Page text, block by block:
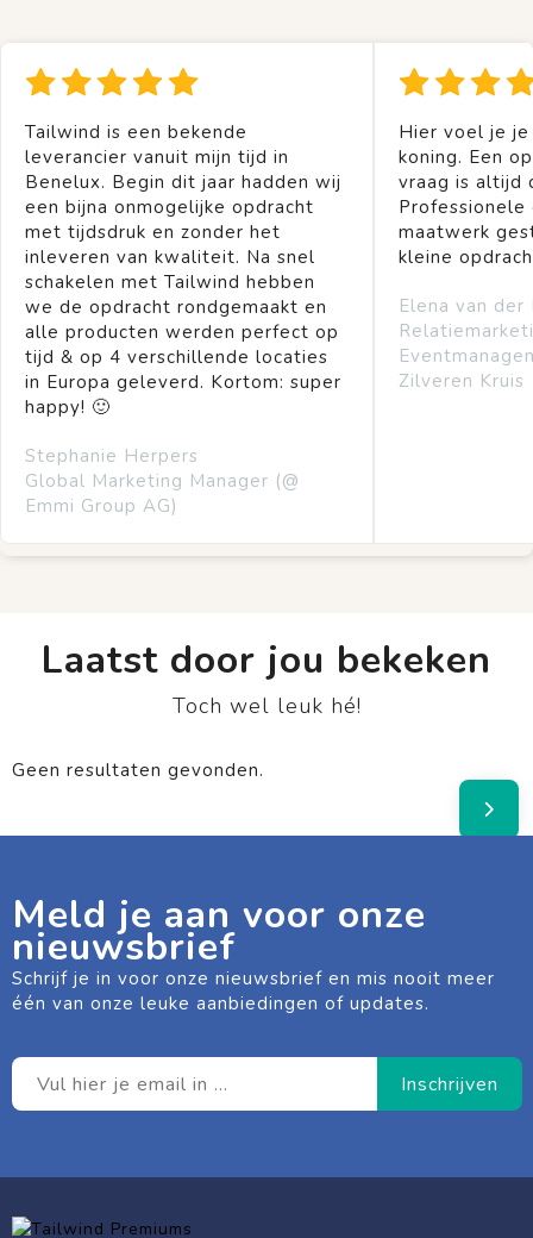
Tailwind is een bekende
leverancier vanuit mijn tijd in
Benelux. Begin dit jaar hadden wij
een bijna onmogelijke opdracht
met tijdsdruk en zonder het
inleveren van kwaliteit. Na snel
schakelen met Tailwind hebben
we de opdracht rondgemaakt en
alle producten werden perfect op
tijd & op 4 verschillende locaties
in Europa geleverd. Kortom: super
happy! 🙂
Stephanie Herpers
Global Marketing Manager (@
Emmi Group AG)
Hier voel je
koning. Een
vraag is altijd
Professionele
maatwerk
kleine
Elena van der
Zilveren Kruis
Laatst door jou bekeken
Toch wel leuk hé!
Geen resultaten gevonden.
Meld je aan voor onze
nieuwsbrief
Schrijf je in voor onze nieuwsbrief en mis nooit meer
één van onze leuke aanbiedingen of updates.